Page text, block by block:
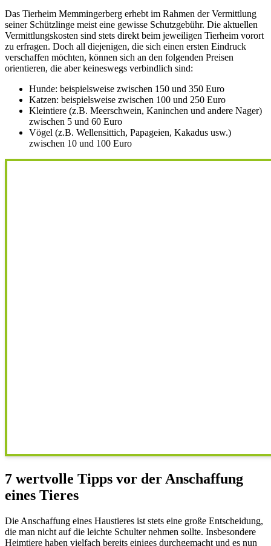
Das Tierheim Memmingerberg erhebt im Rahmen der Vermittlung
seiner Schützlinge meist eine gewisse Schutzgebühr. Die aktuellen
Vermittlungskosten sind stets direkt beim jeweiligen Tierheim vorort
zu erfragen. Doch all diejenigen, die sich einen ersten Eindruck
verschaffen möchten, können sich an den folgenden Preisen
orientieren, die aber keineswegs verbindlich sind:
Hunde: beispielsweise zwischen 150 und 350 Euro
Katzen: beispielsweise zwischen 100 und 250 Euro
Kleintiere (z.B. Meerschwein, Kaninchen und andere Nager)
zwischen 5 und 60 Euro
Vögel (z.B. Wellensittich, Papageien, Kakadus usw.)
zwischen 10 und 100 Euro
7 wertvolle Tipps vor der Anschaffung
eines Tieres
Die Anschaffung eines Haustieres ist stets eine große Entscheidung,
die man nicht auf die leichte Schulter nehmen sollte. Insbesondere
Heimtiere haben vielfach bereits einiges durchgemacht und es nun